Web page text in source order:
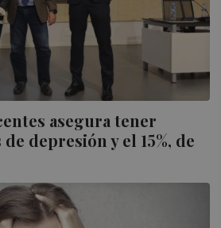
asegura tener
depresión y el 15%, de